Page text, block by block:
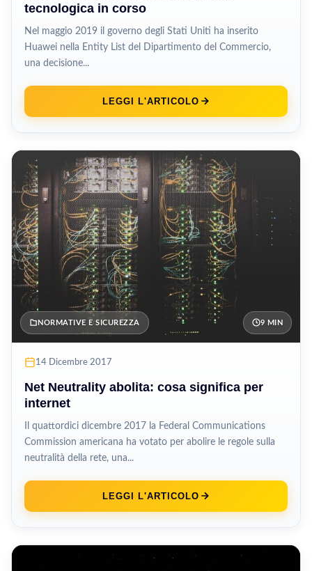
tecnologica in corso
Nel maggio 2019 il governo degli Stati Uniti ha inserito
Huawei nella Entity List del Dipartimento del Commercio,
una decisione...
LEGGI L'ARTICOLO
NORMATIVE E SICUREZZA 9 MIN
14 Dicembre 2017
Net Neutrality abolita: cosa significa per
internet
Il quattordici dicembre 2017 la Federal Communications
Commission americana ha votato per abolire le regole sulla
neutralità della rete, una...
LEGGI L'ARTICOLO